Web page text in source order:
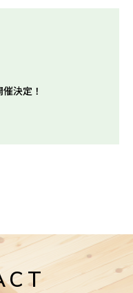
決定！